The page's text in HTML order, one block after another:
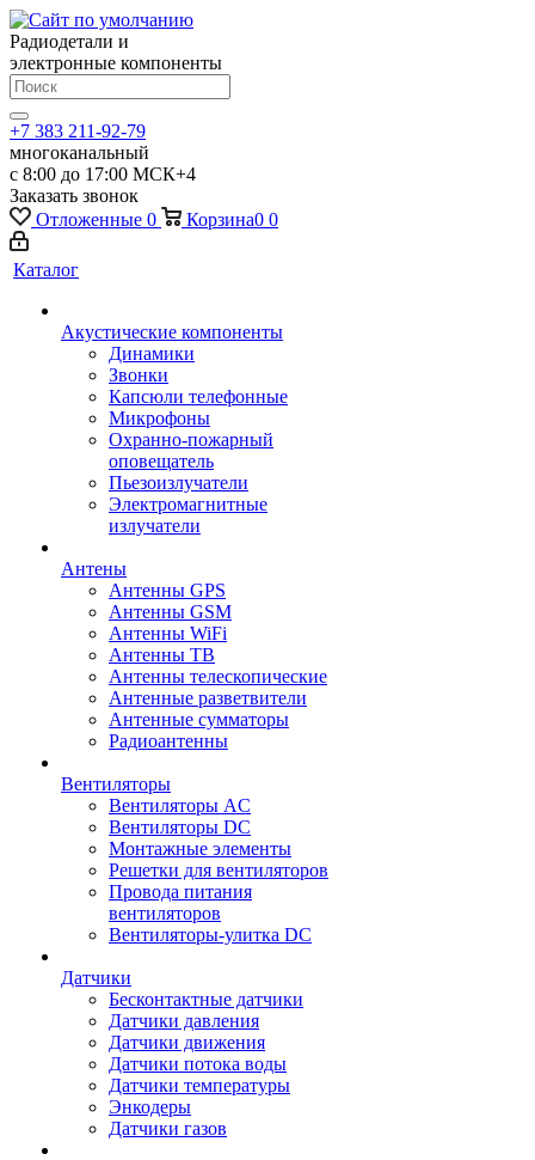
Радиодетали и
электронные компоненты
+7 383 211-92-79
многоканальный
с 8:00 до 17:00 МСК+4
Заказать звонок
Отложенные 0 Корзина0 0
Каталог
Акустические компоненты
Динамики
Звонки
Капсюли телефонные
Микрофоны
Охранно-пожарный
оповещатель
Пьезоизлучатели
Электромагнитные
излучатели
Антены
Антенны GPS
Антенны GSM
Антенны WiFi
Антенны ТВ
Антенны телескопические
Антенные разветвители
Антенные сумматоры
Радиоантенны
Вентиляторы
Вентиляторы AC
Вентиляторы DC
Монтажные элементы
Решетки для вентиляторов
Провода питания
вентиляторов
Вентиляторы-улитка DC
Датчики
Бесконтактные датчики
Датчики давления
Датчики движения
Датчики потока воды
Датчики температуры
Энкодеры
Датчики газов